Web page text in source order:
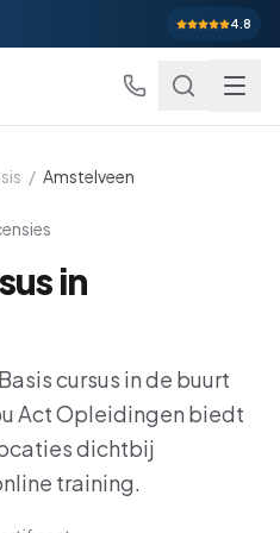
4.8
Grafieken
Gevorderd
Beginner
/ Amstelveen
in
cursus in de buurt
Act Opleidingen biedt
dichtbij
training.